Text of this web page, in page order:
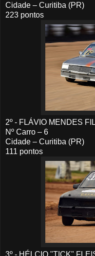
Cidade – Curitiba (PR)
223 pontos
2º - FLÁVIO MENDES
Nº Carro – 6
Cidade – Curitiba (PR)
111 pontos
3º - HÉLCIO "TICK"